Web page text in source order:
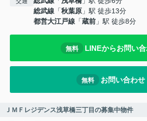
総武線 「秋葉原 」駅 徒歩13分
都営大江戸線 「蔵前 」駅 徒歩8分
無料 LINEからお問い
無料 お問い合わせ
ＪＭＦレジデンス浅草橋三丁目の募集中物件